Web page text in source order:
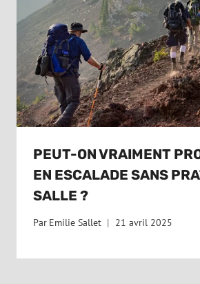
PEUT-ON VRAIMENT
EN ESCALADE SANS
SALLE ?
Par Emilie Sallet 21 avril 2025